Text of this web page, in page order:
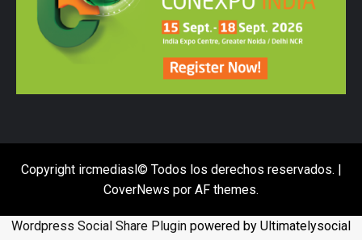
Copyright ircmediasl© Todos los derechos reservados. |
CoverNews por AF themes.
Wordpress Social Share Plugin powered by Ultimatelysocial